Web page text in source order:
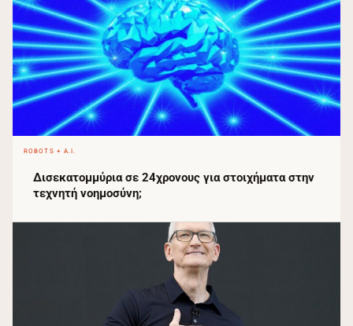
ROBOTS + A.I.
Δισεκατομμύρια σε 24χρονους για στοιχήματα στην
τεχνητή νοημοσύνη;